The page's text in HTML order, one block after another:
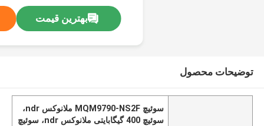
بهترین قیمت
توضیحات محصول
سوئیچ MQM9790-NS2F ملانوکس ndr،
سوئیچ 400 گیگابایتی ملانوکس ndr، سوئیچ